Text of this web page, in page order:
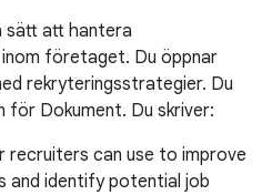
sätt att hantera
företaget. Du öppnar
rekryteringsstrategier. Du
för Dokument. Du skriver:
can use to improve
and identify potential job